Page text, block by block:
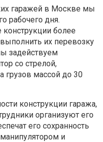
гаражей в Москве мы
рабочего дня.
более
их перевозку
задействуем
со стрелой,
грузов массой до 30
конструкции гаража,
организуют его
его сохранность
и